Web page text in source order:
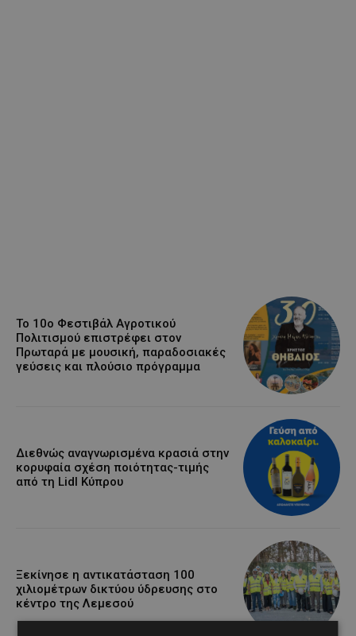
Το 10ο Φεστιβάλ Αγροτικού
Πολιτισμού επιστρέφει στον
Πρωταρά με μουσική, παραδοσιακές
γεύσεις και πλούσιο πρόγραμμα
Διεθνώς αναγνωρισμένα κρασιά στην
κορυφαία σχέση ποιότητας-τιμής
από τη Lidl Κύπρου
Ξεκίνησε η αντικατάσταση 100
χιλιομέτρων δικτύου ύδρευσης στο
κέντρο της Λεμεσού